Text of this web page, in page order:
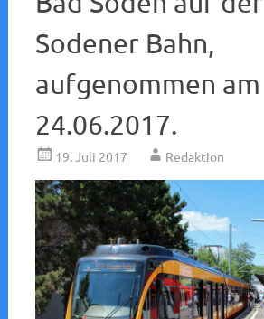
Sodener Bahn,
aufgenommen am
24.06.2017.
19. Juli 2017 Redaktion